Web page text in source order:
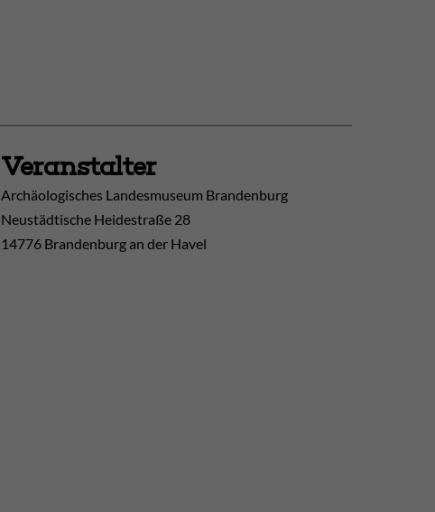
Veranstalter
Archäologisches Landesmuseum Brandenburg
Neustädtische Heidestraße 28
14776 Brandenburg an der Havel